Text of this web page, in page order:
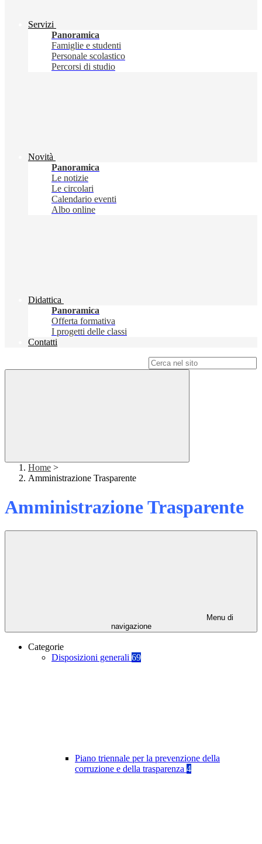
Servizi
Panoramica
Famiglie e studenti
Personale scolastico
Percorsi di studio
Novità
Panoramica
Le notizie
Le circolari
Calendario eventi
Albo online
Didattica
Panoramica
Offerta formativa
I progetti delle classi
Contatti
Home >
Amministrazione Trasparente
Amministrazione Trasparente
Menu di
navigazione
Categorie
Disposizioni generali 69
Piano triennale per la prevenzione della
corruzione e della trasparenza 4